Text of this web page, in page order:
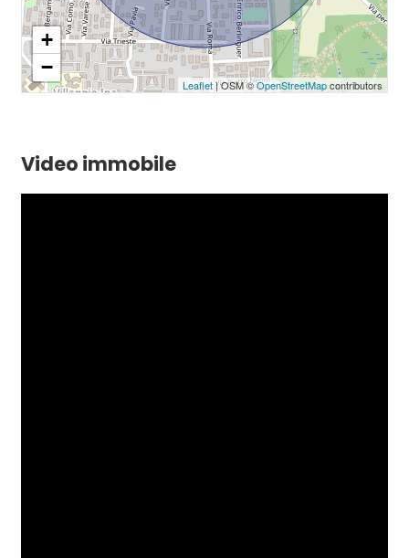
+
−
Leaflet| OSM ©OpenStreetMapcontributors
Video immobile